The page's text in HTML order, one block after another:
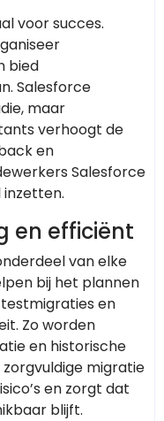
voor succes.
bied
Salesforce
maar
verhoogt de
en
Salesforce
en efficiënt
van elke
bij het plannen
en
Zo worden
en historische
migratie
en zorgt dat
blijft.